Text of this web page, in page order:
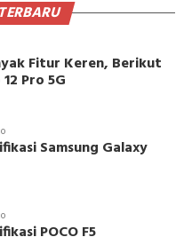
Fitur Keren, Berikut
Pro 5G
Samsung Galaxy
POCO F5